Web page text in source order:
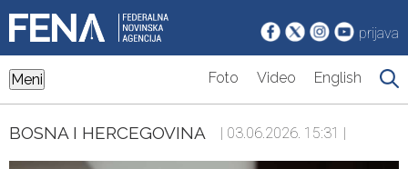
prijava
Meni Foto Video English
BOSNA I HERCEGOVINA | 03.06.2026. 15:31 |